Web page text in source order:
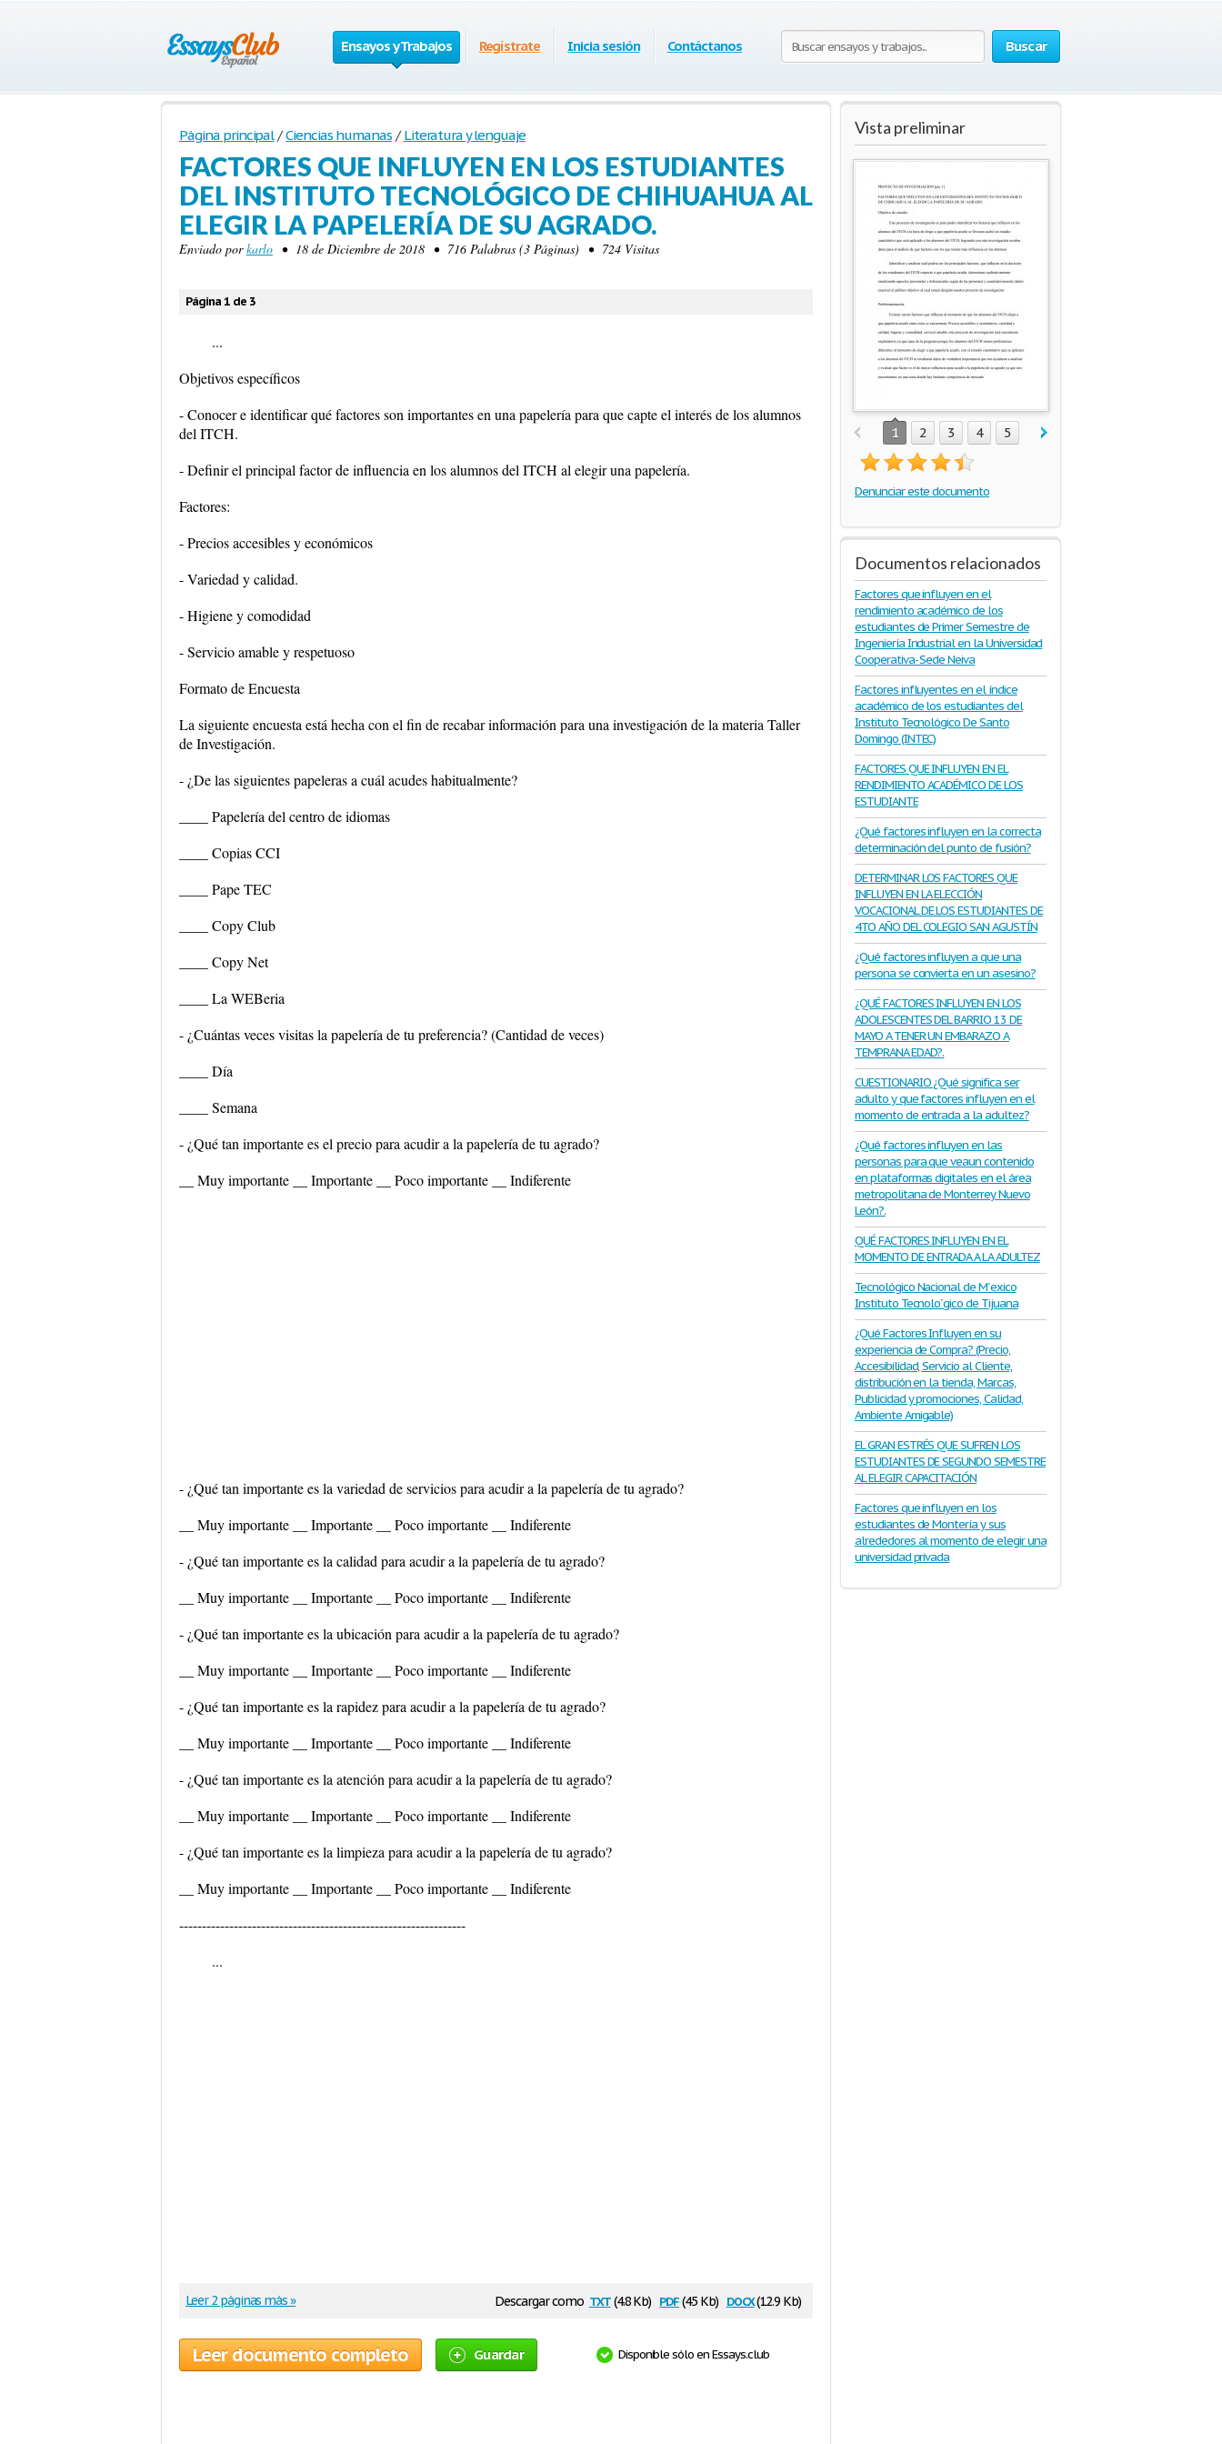
Buscar
Ensayos y Trabajos Regístrate Inicia sesión Contáctanos
Página principal / Ciencias humanas / Literatura y lenguaje
FACTORES QUE INFLUYEN EN LOS ESTUDIANTES
DEL INSTITUTO TECNOLÓGICO DE CHIHUAHUA AL
ELEGIR LA PAPELERÍA DE SU AGRADO.
Enviado porkarlo • 18 de Diciembre de 2018 • 716 Palabras (3 Páginas) • 724 Visitas
Página 1 de 3
...
Objetivos específicos
- Conocer e identificar qué factores son importantes en una papelería para que capte el interés de los alumnos
del ITCH.
- Definir el principal factor de influencia en los alumnos del ITCH al elegir una papelería.
Factores:
- Precios accesibles y económicos
- Variedad y calidad.
- Higiene y comodidad
- Servicio amable y respetuoso
Formato de Encuesta
La siguiente encuesta está hecha con el fin de recabar información para una investigación de la materia Taller
de Investigación.
- ¿De las siguientes papeleras a cuál acudes habitualmente?
____ Papelería del centro de idiomas
____ Copias CCI
____ Pape TEC
____ Copy Club
____ Copy Net
____ La WEBeria
- ¿Cuántas veces visitas la papelería de tu preferencia? (Cantidad de veces)
____ Día
____ Semana
- ¿Qué tan importante es el precio para acudir a la papelería de tu agrado?
__ Muy importante __ Importante __ Poco importante __ Indiferente
- ¿Qué tan importante es la variedad de servicios para acudir a la papelería de tu agrado?
__ Muy importante __ Importante __ Poco importante __ Indiferente
- ¿Qué tan importante es la calidad para acudir a la papelería de tu agrado?
__ Muy importante __ Importante __ Poco importante __ Indiferente
- ¿Qué tan importante es la ubicación para acudir a la papelería de tu agrado?
__ Muy importante __ Importante __ Poco importante __ Indiferente
- ¿Qué tan importante es la rapidez para acudir a la papelería de tu agrado?
__ Muy importante __ Importante __ Poco importante __ Indiferente
- ¿Qué tan importante es la atención para acudir a la papelería de tu agrado?
__ Muy importante __ Importante __ Poco importante __ Indiferente
- ¿Qué tan importante es la limpieza para acudir a la papelería de tu agrado?
__ Muy importante __ Importante __ Poco importante __ Indiferente
---------------------------------------------------------------
...
Descargar como txt(4.8 Kb) pdf(45 Kb) docx(12.9 Kb)
Leer 2 páginas más »
Leer documento completo Guardar Disponible sólo en Essays.club
Vista preliminar
1 2 3 4 5
Denunciar este documento
Documentos relacionados
Factores que influyen en el
rendimiento académico de los
estudiantes de Primer Semestre de
Ingeniería Industrial en la Universidad
Cooperativa- Sede Neiva
Factores influyentes en el índice
académico de los estudiantes del
Instituto Tecnológico De Santo
Domingo (INTEC)
FACTORES QUE INFLUYEN EN EL
RENDIMIENTO ACADÉMICO DE LOS
ESTUDIANTE
¿Qué factores influyen en la correcta
determinación del punto de fusión?
DETERMINAR LOS FACTORES QUE
INFLUYEN EN LA ELECCIÓN
VOCACIONAL DE LOS ESTUDIANTES DE
4TO AÑO DEL COLEGIO SAN AGUSTÍN
¿Qué factores influyen a que una
persona se convierta en un asesino?
¿QUÉ FACTORES INFLUYEN EN LOS
ADOLESCENTES DEL BARRIO 13 DE
MAYO A TENER UN EMBARAZO A
TEMPRANA EDAD?.
CUESTIONARIO ¿Qué significa ser
adulto y que factores influyen en el
momento de entrada a la adultez?
¿Qué factores influyen en las
personas para que veaun contenido
en plataformas digitales en el área
metropolitana de Monterrey Nuevo
León?.
QUÉ FACTORES INFLUYEN EN EL
MOMENTO DE ENTRADA A LA ADULTEZ
Tecnológico Nacional de M´exico
Instituto Tecnolo´gico de Tijuana
¿Qué Factores Influyen en su
experiencia de Compra? (Precio,
Accesibilidad, Servicio al Cliente,
distribución en la tienda, Marcas,
Publicidad y promociones, Calidad,
Ambiente Amigable)
EL GRAN ESTRÉS QUE SUFREN LOS
ESTUDIANTES DE SEGUNDO SEMESTRE
AL ELEGIR CAPACITACIÓN
Factores que influyen en los
estudiantes de Montería y sus
alrededores al momento de elegir una
universidad privada